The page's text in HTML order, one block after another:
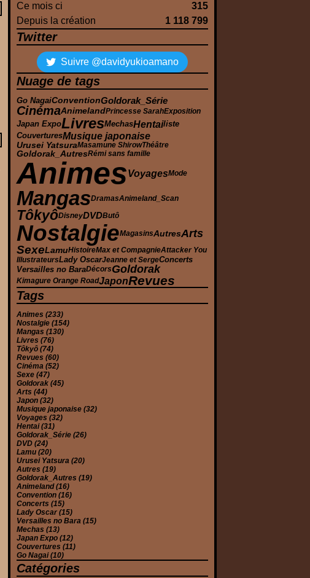
Ce mois ci
315
Depuis la création
1 118 799
Twitter
Suivre @davidyukioamano
Nuage de tags
Go NagaiConventionGoldorak_Série
CinémaAnimelandPrincesse SarahExposition
Japan ExpoLivresMechasHentailiste
CouverturesMusique japonaise
Urusei YatsuraMasamune ShirowThéâtre
Goldorak_AutresRémi sans famille
AnimesVoyagesMode
MangasDramasAnimeland_Scan
TôkyôDisneyDVDButô
NostalgieMagasinsAutresArts
SexeLamuHistoireMax et CompagnieAttacker You
IllustrateursLady OscarJeanne et SergeConcerts
Versailles no BaraDécorsGoldorak
Kimagure Orange RoadJaponRevues
Tags
Animes (233)
Nostalgie (154)
Mangas (130)
Livres (76)
Tôkyô (74)
Revues (60)
Cinéma (52)
Sexe (47)
Goldorak (45)
Arts (44)
Japon (32)
Musique japonaise (32)
Voyages (32)
Hentai(31)
Goldorak_Série (26)
DVD (24)
Lamu (20)
Urusei Yatsura (20)
Autres (19)
Goldorak_Autres (19)
Animeland(16)
Convention (16)
Concerts (15)
Lady Oscar (15)
Versailles no Bara (15)
Mechas (13)
Japan Expo (12)
Couvertures (11)
Go Nagai(10)
Catégories